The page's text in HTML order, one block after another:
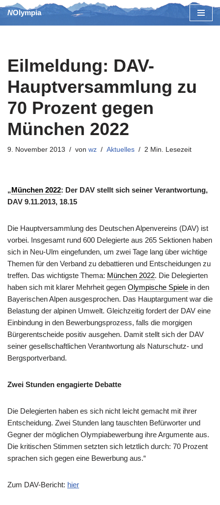
Zum
NOlympia
Eilmeldung: DAV-
Hauptversammlung zu
70 Prozent gegen
München 2022
9. November 2013 von wz Aktuelles 2 Min. Lesezeit
„München 2022: Der DAV stellt sich seiner Verantwortung,
DAV 9.11.2013, 18.15
Die Hauptversammlung des Deutschen Alpenvereins (DAV) ist
vorbei. Insgesamt rund 600 Delegierte aus 265 Sektionen haben
sich in Neu-Ulm eingefunden, um zwei Tage lang über wichtige
Themen für den Verband zu debattieren und Entscheidungen zu
treffen. Das wichtigste Thema: München 2022. Die Delegierten
haben sich mit klarer Mehrheit gegen Olympische Spiele in den
Bayerischen Alpen ausgesprochen. Das Hauptargument war die
Belastung der alpinen Umwelt. Gleichzeitig fordert der DAV eine
Einbindung in den Bewerbungsprozess, falls die morgigen
Bürgerentscheide positiv ausgehen. Damit stellt sich der DAV
seiner gesellschaftlichen Verantwortung als Naturschutz- und
Bergsportverband.
Zwei Stunden engagierte Debatte
Die Delegierten haben es sich nicht leicht gemacht mit ihrer
Entscheidung. Zwei Stunden lang tauschten Befürworter und
Gegner der möglichen Olympiabewerbung ihre Argumente aus.
Die kritischen Stimmen setzten sich letztlich durch: 70 Prozent
sprachen sich gegen eine Bewerbung aus.“
Zum DAV-Bericht: hier